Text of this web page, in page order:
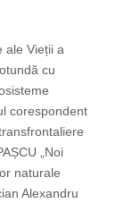
ale Vieții a
cu
corespondent
„Noi
naturale
Alexandru